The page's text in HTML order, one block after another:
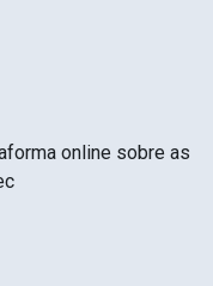
online sobre as